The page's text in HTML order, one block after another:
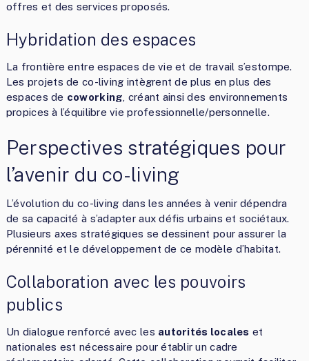
offres et des services proposés.
Hybridation des espaces
La frontière entre espaces de vie et de travail s’estompe.
Les projets de co-living intègrent de plus en plus des
espaces de coworking , créant ainsi des environnements
propices à l’équilibre vie professionnelle/personnelle.
Perspectives stratégiques pour
l’avenir du co-living
L’évolution du co-living dans les années à venir dépendra
de sa capacité à s’adapter aux défis urbains et sociétaux.
Plusieurs axes stratégiques se dessinent pour assurer la
pérennité et le développement de ce modèle d’habitat.
Collaboration avec les pouvoirs
publics
Un dialogue renforcé avec les autorités locales et
nationales est nécessaire pour établir un cadre